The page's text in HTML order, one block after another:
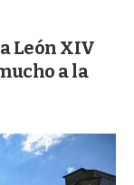
León XIV
a la